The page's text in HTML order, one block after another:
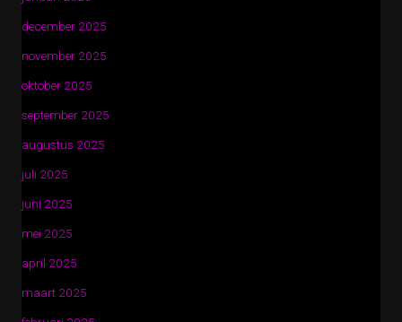
december 2025
november 2025
oktober 2025
september 2025
augustus 2025
juli 2025
juni 2025
mei 2025
april 2025
maart 2025